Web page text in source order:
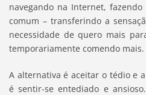
navegando na Internet,
comum – transferindo a
necessidade de quero mais
temporariamente comendo mais.
A alternativa é aceitar o tédio e a
é sentir-se entediado e